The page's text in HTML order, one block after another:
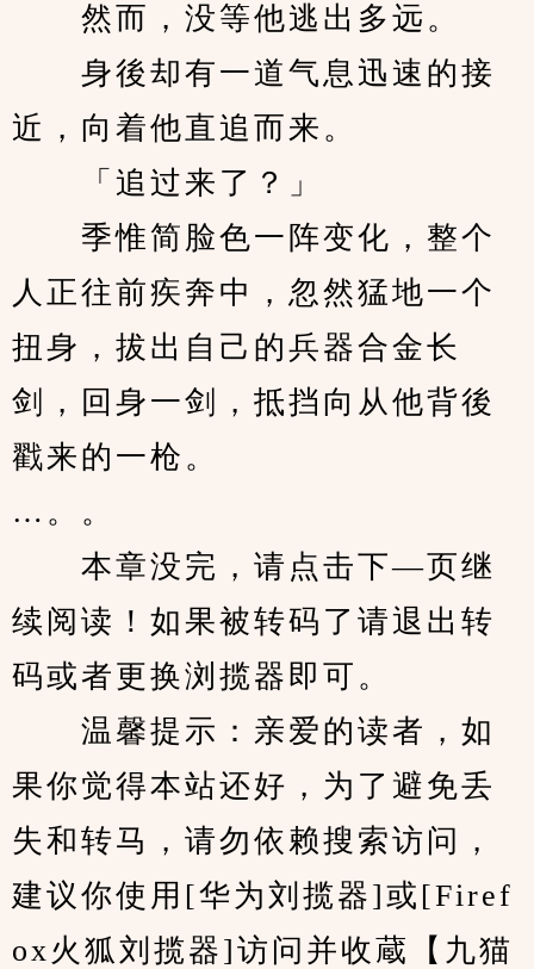
然而，没等他逃出多远。
身後却有一道气息迅速的接
近，向着他直追而来。
「追过来了？」
季惟简脸色一阵变化，整个
人正往前疾奔中，忽然猛地一个
扭身，拔出自己的兵器合金长
剑，回身一剑，抵挡向从他背後
戳来的一枪。
…。。
本章没完，请点击下—页继
续阅读！如果被转码了请退出转
码或者更换浏揽器即可。
温馨提示：亲爱的读者，如
果你觉得本站还好，为了避免丢
失和转马，请勿依赖搜索访问，
建议你使用[华为刘揽器]或[Firef
ox火狐刘揽器]访问并收蔵【九猫